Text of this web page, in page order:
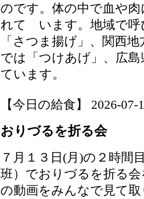
のです。体の中で血や
れて います。地域で呼
「さつま揚げ」、関西
では「つけあげ」、広
ています。
【今日の給食】 2026-07-
おりづるを折る会
７月１３日(月)の２時間
班）でおりづるを折る
の動画をみんなで見て